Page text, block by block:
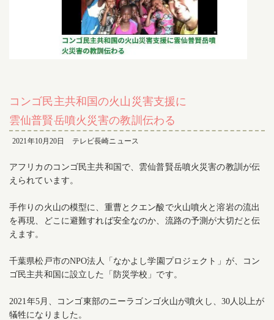
コンゴ民主共和国の火山災害支援に
雲仙普賢岳噴火災害の教訓伝わる
2021年10月20日 テレビ長崎ニュース
アフリカのコンゴ民主共和国で、雲仙普賢岳噴火災害の教訓が伝
えられています。
手作りの火山の模型に、重曹とクエン酸で火山噴火と溶岩の流出
を再現、どこに避難すれば安全なのか、流路の予測が大切だと伝
えます。
千葉県松戸市のNPO法人「なかよし学園プロジェクト」が、コン
ゴ民主共和国に設立した「防災学校」です。
2021年5月、コンゴ東部のニーラゴンゴ火山が噴火し、30人以上が
犠牲になりました。